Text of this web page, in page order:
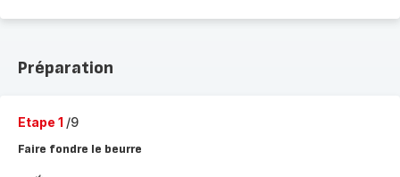
Préparation
Etape 1 /9
Faire fondre le beurre